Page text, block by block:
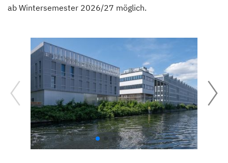
ab Wintersemester 2026/27 möglich.